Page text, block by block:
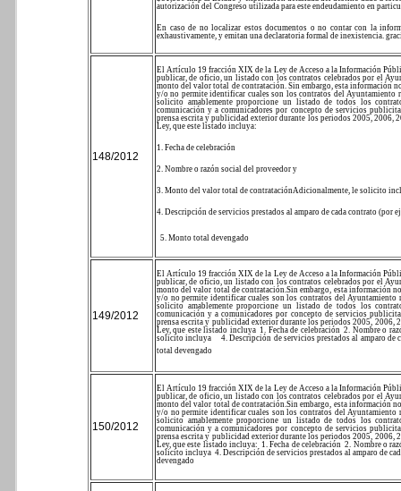
autorización del Congreso utilizada para este endeudamiento en
En caso de no localizar estos documentos o no contar con la
exhaustivamente, y emitan una declaratoria formal de inexistencia.
148/2012
El Artículo 19 fracción XIX de la Ley de Acceso a la Información
publicar, de oficio, un listado con los contratos celebrados por el
monto del valor total de contratación. Sin embargo, esta información
y/o no permite identificar cuales son los contratos del
solicito amablemente proporcione un listado de todos los
comunicación y a comunicadores por concepto de servicios
prensa escrita y publicidad exterior durante los periodos 2005, 2006,
Ley, que este listado incluya:
1. Fecha de celebración
2. Nombre o razón social del proveedor y
3. Monto del valor total de contrataciónAdicionalmente, le solicito
4. Descripción de servicios prestados al amparo de cada contrato
5. Monto total devengado
149/2012
El Artículo 19 fracción XIX de la Ley de Acceso a la Información
publicar, de oficio, un listado con los contratos celebrados por el
monto del valor total de contratación.Sin embargo, esta información
y/o no permite identificar cuales son los contratos del
solicito amablemente proporcione un listado de todos los
comunicación y a comunicadores por concepto de servicios
prensa escrita y publicidad exterior durante los periodos 2005, 2006,
Ley, que este listado incluya 1. Fecha de celebración 2. Nombre o
solicito incluya
4. Descripción de servicios prestados al amparo
total devengado
150/2012
El Artículo 19 fracción XIX de la Ley de Acceso a la Información
publicar, de oficio, un listado con los contratos celebrados por el
monto del valor total de contratación.Sin embargo, esta información
y/o no permite identificar cuales son los contratos del
solicito amablemente proporcione un listado de todos los
comunicación y a comunicadores por concepto de servicios
prensa escrita y publicidad exterior durante los periodos 2005, 2006,
Ley, que este listado incluya: 1. Fecha de celebración 2. Nombre o
solicito incluya 4. Descripción de servicios prestados al amparo de
devengado